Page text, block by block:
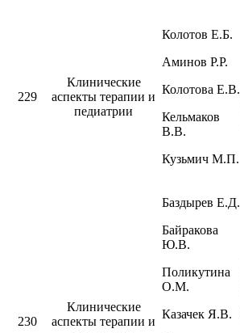
229
Клинические
аспекты терапии и
педиатрии
Колотов Е.Б.
Аминов Р.Р.
Колотова Е.В.
Кельмаков
В.В.
Кузьмич М.П.
230
Клинические
аспекты терапии и
Баздырев Е.Д.
Байракова
Ю.В.
Поликутина
О.М.
Казачек Я.В.